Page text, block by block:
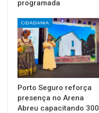
programada
CIDADANIA
Porto Seguro reforça
presença no Arena
Abreu capacitando 300